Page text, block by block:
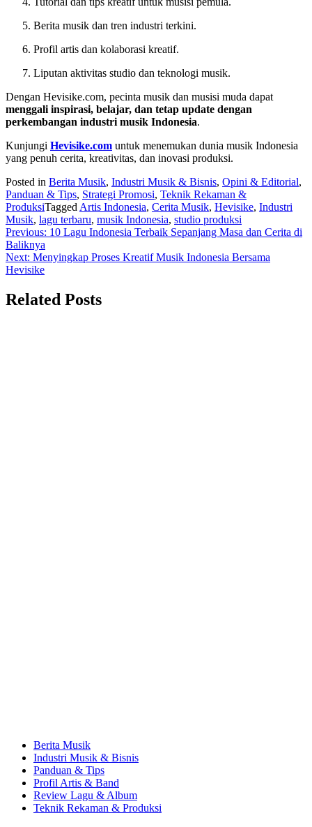
Berita musik dan tren industri terkini.
Profil artis dan kolaborasi kreatif.
Liputan aktivitas studio dan teknologi musik.
Dengan Hevisike.com, pecinta musik dan musisi muda dapat
menggali inspirasi, belajar, dan tetap update dengan
perkembangan industri musik Indonesia.
Kunjungi Hevisike.com untuk menemukan dunia musik Indonesia
yang penuh cerita, kreativitas, dan inovasi produksi.
Posted in Berita Musik, Industri Musik & Bisnis, Opini & Editorial,
Panduan & Tips, Strategi Promosi, Teknik Rekaman &
ProduksiTagged Artis Indonesia, Cerita Musik, Hevisike, Industri
Musik, lagu terbaru, musik Indonesia, studio produksi
Navigasi
pos
Previous: 10 Lagu Indonesia Terbaik Sepanjang Masa dan Cerita di
Baliknya
Next: Menyingkap Proses Kreatif Musik Indonesia Bersama
Hevisike
Related Posts
Berita Musik
Industri Musik & Bisnis
Panduan & Tips
Profil Artis & Band
Review Lagu & Album
Teknik Rekaman & Produksi